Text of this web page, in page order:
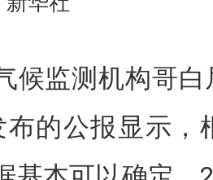
候监测机构哥
布的公报显示，